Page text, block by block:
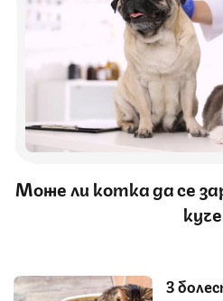
Може ли котка да се
куче
3